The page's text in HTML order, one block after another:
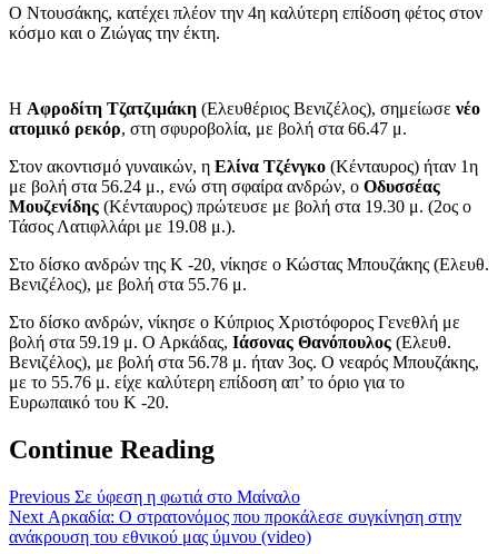
Ο Ντουσάκης, κατέχει πλέον την 4η καλύτερη επίδοση φέτος στον
κόσμο και ο Ζιώγας την έκτη.
Η Αφροδίτη Τζατζιμάκη (Ελευθέριος Βενιζέλος), σημείωσε νέο
ατομικό ρεκόρ, στη σφυροβολία, με βολή στα 66.47 μ.
Στον ακοντισμό γυναικών, η Ελίνα Τζένγκο (Κένταυρος) ήταν 1η
με βολή στα 56.24 μ., ενώ στη σφαίρα ανδρών, ο Οδυσσέας
Μουζενίδης (Κένταυρος) πρώτευσε με βολή στα 19.30 μ. (2ος ο
Τάσος Λατιφλλάρι με 19.08 μ.).
Στο δίσκο ανδρών της Κ -20, νίκησε ο Κώστας Μπουζάκης (Ελευθ.
Βενιζέλος), με βολή στα 55.76 μ.
Στο δίσκο ανδρών, νίκησε ο Κύπριος Χριστόφορος Γενεθλή με
βολή στα 59.19 μ. Ο Αρκάδας, Ιάσονας Θανόπουλος (Ελευθ.
Βενιζέλος), με βολή στα 56.78 μ. ήταν 3ος. Ο νεαρός Μπουζάκης,
με το 55.76 μ. είχε καλύτερη επίδοση απ’ το όριο για το
Ευρωπαικό του Κ -20.
Continue Reading
Previous Σε ύφεση η φωτιά στο Μαίναλο
Next Αρκαδία: Ο στρατονόμος που προκάλεσε συγκίνηση στην
ανάκρουση του εθνικού μας ύμνου (video)